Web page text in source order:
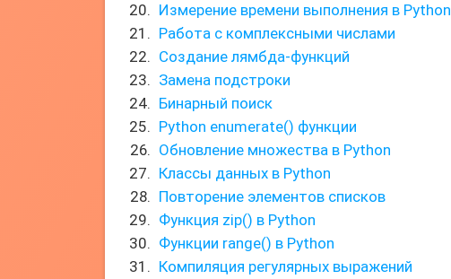
Измерение времени выполнения в Python
Работа с комплексными числами
Создание лямбда-функций
Замена подстроки
Бинарный поиск
Python enumerate() функции
Обновление множества в Python
Классы данных в Python
Повторение элементов списков
Функция zip() в Python
Функции range() в Python
Компиляция регулярных выражений